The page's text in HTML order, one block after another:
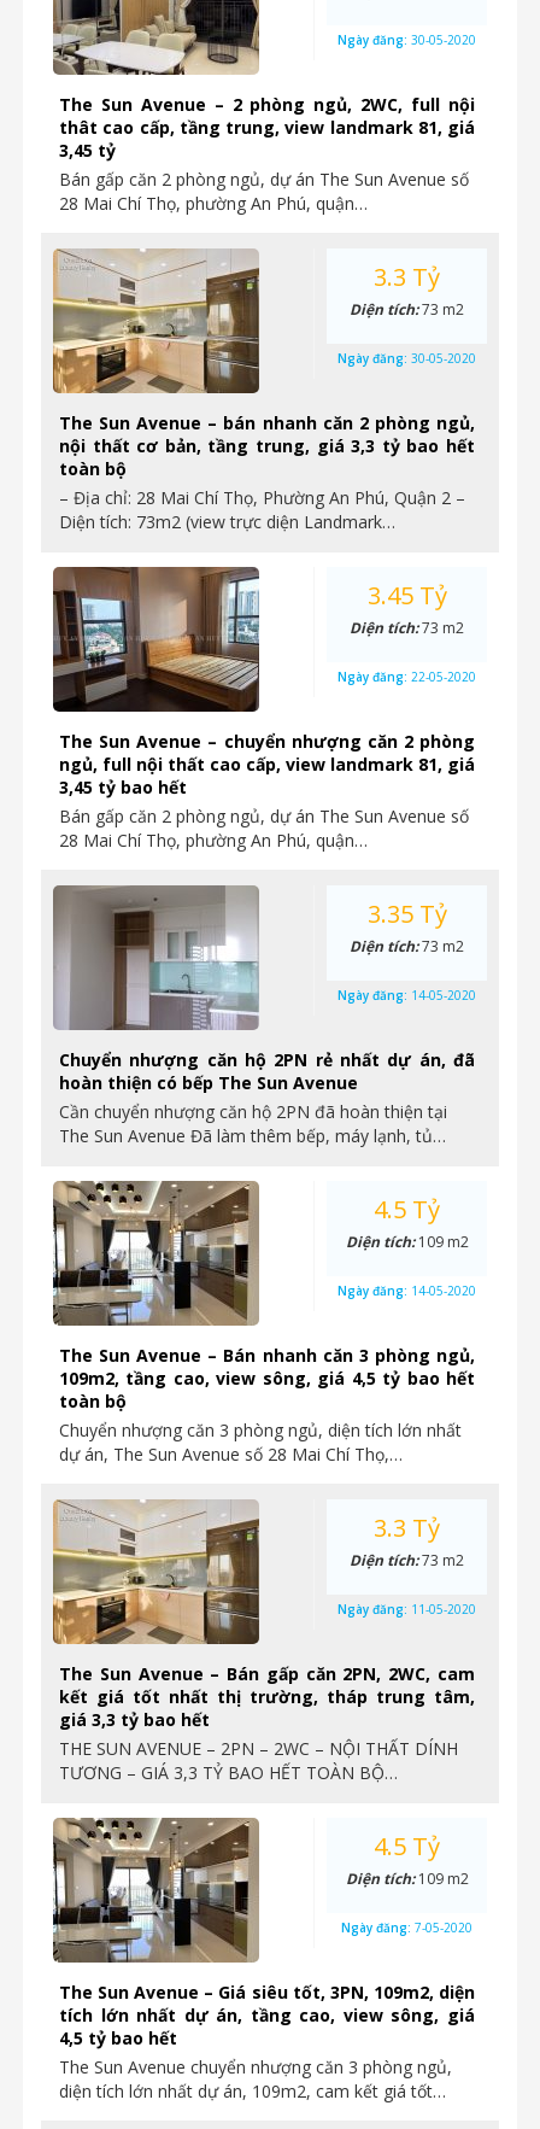
The Sun Avenue – 2 phòng ngủ, 2WC, full nội
thât cao cấp, tầng trung, view landmark 81, giá
3,45 tỷ
Bán gấp căn 2 phòng ngủ, dự án The Sun Avenue số
28 Mai Chí Thọ, phường An Phú, quận…
Ngày đăng: 30-05-2020
The Sun Avenue – bán nhanh căn 2 phòng ngủ,
nội thất cơ bản, tầng trung, giá 3,3 tỷ bao hết
toàn bộ
– Địa chỉ: 28 Mai Chí Thọ, Phường An Phú, Quận 2 –
Diện tích: 73m2 (view trực diện Landmark…
3.3 Tỷ
Diện tích:73 m2
Ngày đăng: 30-05-2020
The Sun Avenue – chuyển nhượng căn 2 phòng
ngủ, full nội thất cao cấp, view landmark 81, giá
3,45 tỷ bao hết
Bán gấp căn 2 phòng ngủ, dự án The Sun Avenue số
28 Mai Chí Thọ, phường An Phú, quận…
3.45 Tỷ
Diện tích:73 m2
Ngày đăng: 22-05-2020
Chuyển nhượng căn hộ 2PN rẻ nhất dự án, đã
hoàn thiện có bếp The Sun Avenue
Cần chuyển nhượng căn hộ 2PN đã hoàn thiện tại
The Sun Avenue Đã làm thêm bếp, máy lạnh, tủ…
3.35 Tỷ
Diện tích:73 m2
Ngày đăng: 14-05-2020
The Sun Avenue – Bán nhanh căn 3 phòng ngủ,
109m2, tầng cao, view sông, giá 4,5 tỷ bao hết
toàn bộ
Chuyển nhượng căn 3 phòng ngủ, diện tích lớn nhất
dự án, The Sun Avenue số 28 Mai Chí Thọ,…
4.5 Tỷ
Diện tích:109 m2
Ngày đăng: 14-05-2020
The Sun Avenue – Bán gấp căn 2PN, 2WC, cam
kết giá tốt nhất thị trường, tháp trung tâm,
giá 3,3 tỷ bao hết
THE SUN AVENUE – 2PN – 2WC – NỘI THẤT DÍNH
TƯƠNG – GIÁ 3,3 TỶ BAO HẾT TOÀN BỘ…
3.3 Tỷ
Diện tích:73 m2
Ngày đăng: 11-05-2020
The Sun Avenue – Giá siêu tốt, 3PN, 109m2, diện
tích lớn nhất dự án, tầng cao, view sông, giá
4,5 tỷ bao hết
The Sun Avenue chuyển nhượng căn 3 phòng ngủ,
diện tích lớn nhất dự án, 109m2, cam kết giá tốt…
4.5 Tỷ
Diện tích:109 m2
Ngày đăng: 7-05-2020